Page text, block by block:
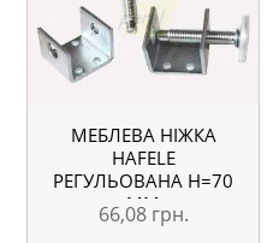
МЕБЛЕВА НІЖКА
HAFELE
РЕГУЛЬОВАНА H=70
ММ
66,08 грн.